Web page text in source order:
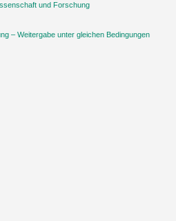
und Forschung
– Weitergabe unter gleichen Bedingungen